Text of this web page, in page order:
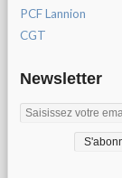
PCF Lannion
CGT
Newsletter